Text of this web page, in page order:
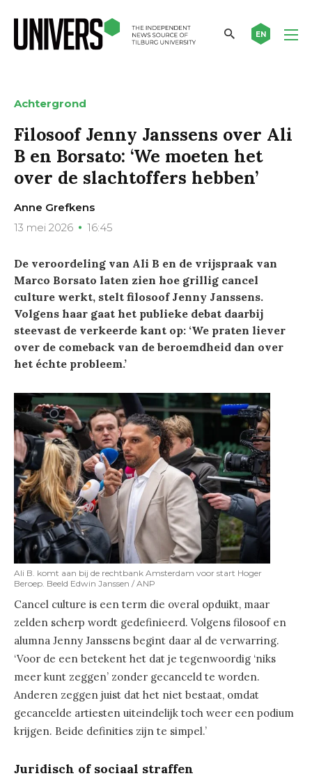
EN
Achtergrond
Filosoof Jenny Janssens over Ali
B en Borsato: ‘We moeten het
over de slachtoffers hebben’
Anne Grefkens
13 mei 2026
16:45
De veroordeling van Ali B en de vrijspraak van
Marco Borsato laten zien hoe grillig cancel
culture werkt, stelt filosoof Jenny Janssens.
Volgens haar gaat het publieke debat daarbij
steevast de verkeerde kant op: ‘We praten liever
over de comeback van de beroemdheid dan over
het échte probleem.’
Ali B. komt aan bij de rechtbank Amsterdam voor start Hoger
Beroep. Beeld Edwin Janssen / ANP
Cancel culture is een term die overal opduikt, maar
zelden scherp wordt gedefinieerd. Volgens filosoof en
alumna Jenny Janssens begint daar al de verwarring.
‘Voor de een betekent het dat je tegenwoordig ‘niks
meer kunt zeggen’ zonder gecanceld te worden.
Anderen zeggen juist dat het niet bestaat, omdat
gecancelde artiesten uiteindelijk toch weer een podium
krijgen. Beide definities zijn te simpel.’
Juridisch of sociaal straffen